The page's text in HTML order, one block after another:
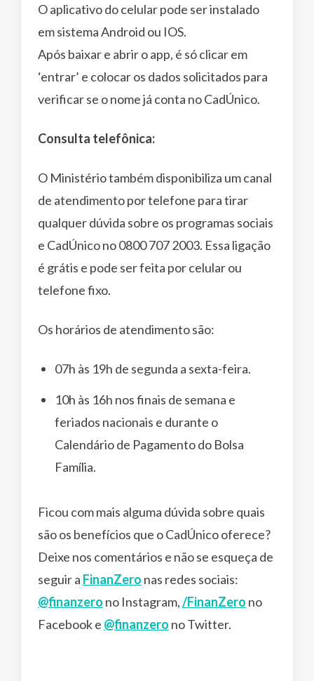
O aplicativo do celular pode ser instalado
em sistema Android ou IOS.
Após baixar e abrir o app, é só clicar em
‘entrar’ e colocar os dados solicitados para
verificar se o nome já conta no CadÚnico.
Consulta telefônica:
O Ministério também disponibiliza um canal
de atendimento por telefone para tirar
qualquer dúvida sobre os programas sociais
e CadÚnico no 0800 707 2003. Essa ligação
é grátis e pode ser feita por celular ou
telefone fixo.
Os horários de atendimento são:
07h às 19h de segunda a sexta-feira.
10h às 16h nos finais de semana e
feriados nacionais e durante o
Calendário de Pagamento do Bolsa
Família.
Ficou com mais alguma dúvida sobre quais
são os benefícios que o CadÚnico oferece?
Deixe nos comentários e não se esqueça de
seguir a FinanZero nas redes sociais:
@finanzero no Instagram,/FinanZero no
Facebook e @finanzero no Twitter.